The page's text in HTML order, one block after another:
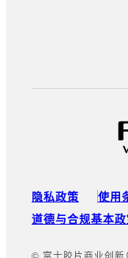
隐私政策 使用
道德与合规基本政